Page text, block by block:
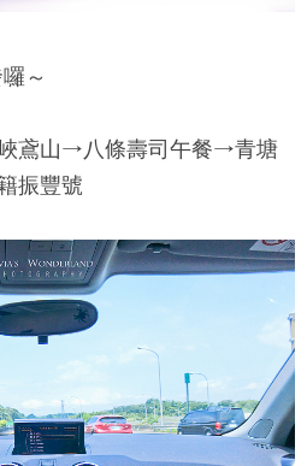
～
鳶山→八條壽司午餐→青塘
振豐號